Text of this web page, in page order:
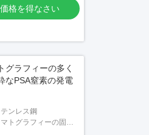
格を得なさい
グラフィーの多く
なPSA窒素の発電
ンレス鋼
トグラフィーの固ま